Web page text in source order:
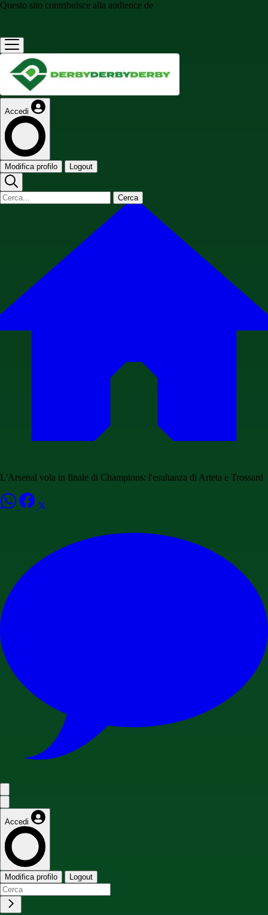
Questo sito contribuisce alla audience de
Accedi
Modifica profilo Logout
Cerca
L'Arsenal vola in finale di Champions: l'esultanza di Arteta e Trossard
Accedi
Modifica profilo Logout